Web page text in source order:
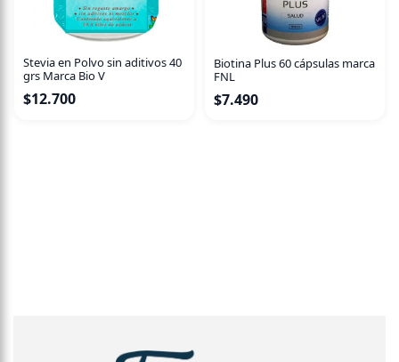
Stevia en Polvo sin aditivos 40
grs Marca Bio V
$12.700
Biotina Plus 60 cápsulas marca
FNL
$7.490